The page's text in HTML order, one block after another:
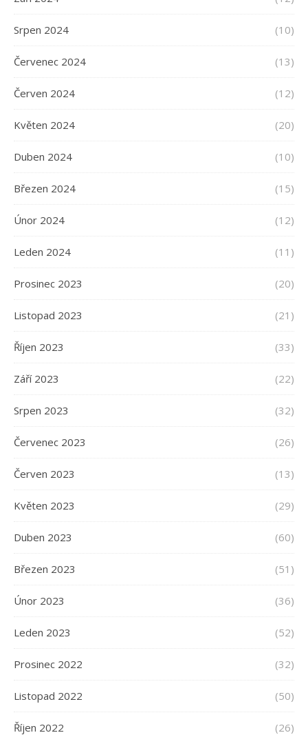
Srpen 2024 (10)
Červenec 2024 (13)
Červen 2024 (12)
Květen 2024 (20)
Duben 2024 (10)
Březen 2024 (15)
Únor 2024 (12)
Leden 2024 (11)
Prosinec 2023 (20)
Listopad 2023 (21)
Říjen 2023 (33)
Září 2023 (22)
Srpen 2023 (32)
Červenec 2023 (26)
Červen 2023 (13)
Květen 2023 (29)
Duben 2023 (60)
Březen 2023 (51)
Únor 2023 (36)
Leden 2023 (52)
Prosinec 2022 (32)
Listopad 2022 (50)
Říjen 2022 (26)